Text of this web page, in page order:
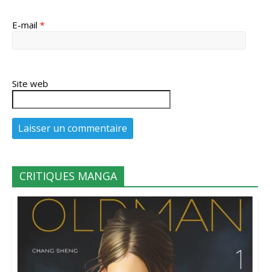
E-mail *
Site web
CRITIQUES MANGA